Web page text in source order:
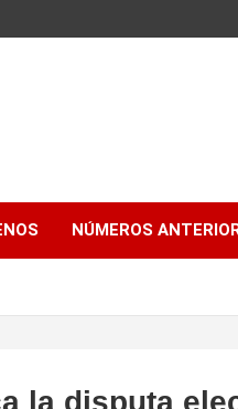
NÚMEROS
la disputa